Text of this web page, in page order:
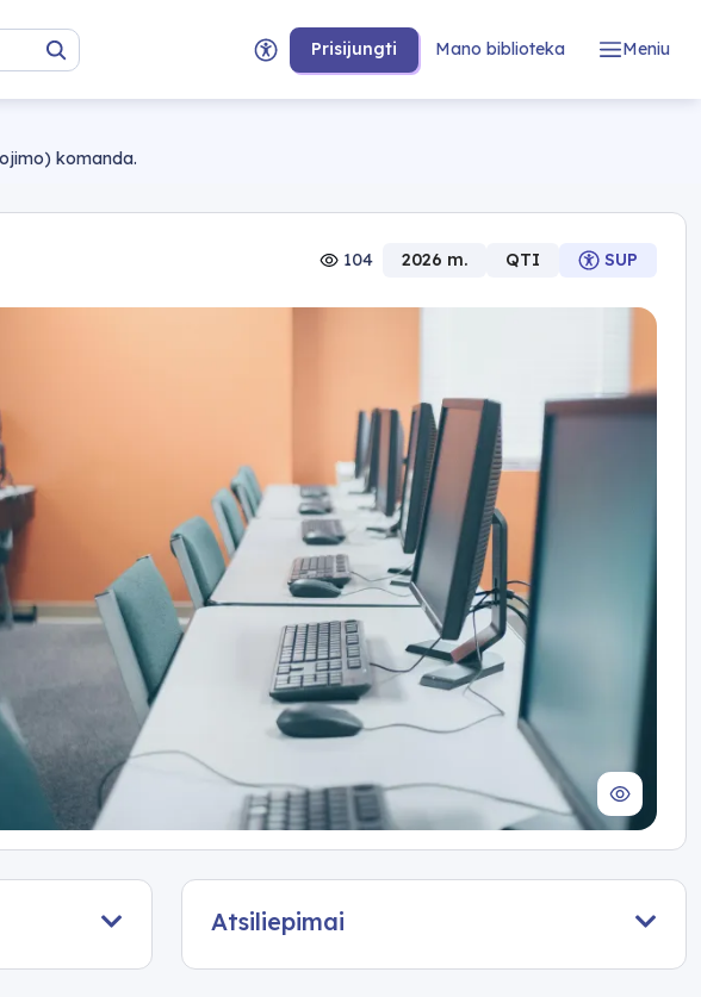
Paieška
Prisijungti Mano biblioteka Meniu
komanda.
104 2026 m. QTI SUP
Atsiliepimai